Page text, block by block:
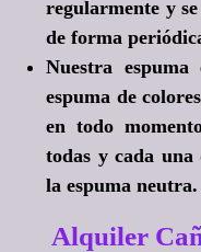
regularmente y
de forma
Nuestra
espuma de
en todo
todas y cada
la espuma neutra.
Alquiler